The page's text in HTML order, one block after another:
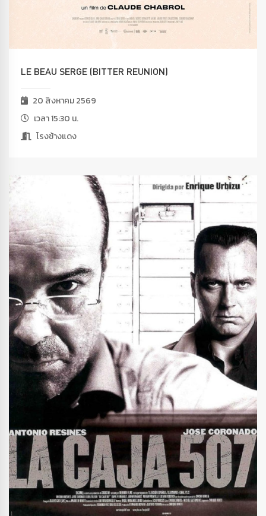
LE BEAU SERGE (BITTER REUNION)
20 สิงหาคม 2569
เวลา 15:30 น.
โรงช้างแดง